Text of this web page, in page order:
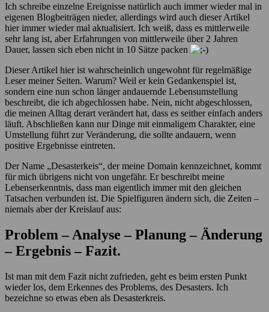
Ich schreibe einzelne Ereignisse natürlich auch immer wieder mal in
eigenen Blogbeiträgen nieder, allerdings wird auch dieser Artikel
hier immer wieder mal aktualisiert. Ich weiß, dass es mittlerweile
sehr lang ist, aber Erfahrungen von mittlerweile über 2 Jahren
Dauer, lassen sich eben nicht in 10 Sätze packen
Dieser Artikel hier ist wahrscheinlich ungewohnt für regelmäßige
Leser meiner Seiten. Warum? Weil er kein Gedankenspiel ist,
sondern eine nun schon länger andauernde Lebensumstellung
beschreibt, die ich abgechlossen habe. Nein, nicht abgeschlossen,
die meinen Alltag derart verändert hat, dass es seither einfach anders
läuft. Abschließen kann nur Dinge mit einmaligem Charakter, eine
Umstellung führt zur Veränderung, die sollte andauern, wenn
positive Ergebnisse eintreten.
Der Name „Desasterkeis“, der meine Domain kennzeichnet, kommt
für mich übrigens nicht von ungefähr. Er beschreibt meine
Lebenserkenntnis, dass man eigentlich immer mit den gleichen
Tatsachen verbunden ist. Die Spielfiguren ändern sich, die Zeiten –
niemals aber der Kreislauf aus:
Problem – Analyse – Planung – Änderung
– Ergebnis – Fazit.
Ist man mit dem Fazit nicht zufrieden, geht es beim ersten Punkt
wieder los, dem Erkennes des Problems, des Desasters. Ich
bezeichne so etwas eben als Desasterkreis.